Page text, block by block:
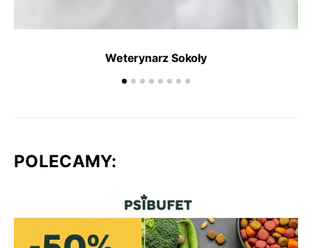
Weterynarz Sokoły
POLECAMY: